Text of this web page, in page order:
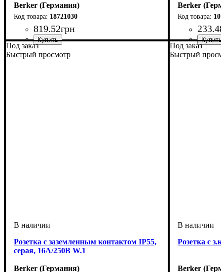
Berker (Германия)
18721030
819.52грн
Серия: R.8
Berker
233.
Тип
Количество
Серия: R.1
Цвет:
Под заказ
Быстрый просмотр
Розетка с заземленным контактом IP55,
серая, 16А/250В W.1
Berker (Германия)
Под заказ
Быстрый
Розетка с
Berker